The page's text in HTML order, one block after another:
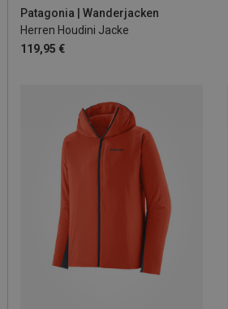
Patagonia | Wanderjacken
Herren Houdini Jacke
119,95 €